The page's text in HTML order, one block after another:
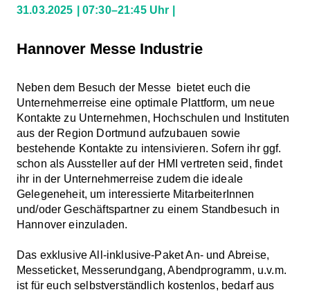
31.03.2025 07:30–21:45 Uhr
Hannover Messe Industrie
Neben dem Besuch der Messe bietet euch die
Unternehmerreise eine optimale Plattform, um neue
Kontakte zu Unternehmen, Hochschulen und Instituten
aus der Region Dortmund aufzubauen sowie
bestehende Kontakte zu intensivieren. Sofern ihr ggf.
schon als Aussteller auf der HMI vertreten seid, findet
ihr in der Unternehmerreise zudem die ideale
Gelegeneheit, um interessierte MitarbeiterInnen
und/oder Geschäftspartner zu einem Standbesuch in
Hannover einzuladen.
Das exklusive All-inklusive-Paket An- und Abreise,
Messeticket, Messerundgang, Abendprogramm, u.v.m.
ist für euch selbstverständlich kostenlos, bedarf aus